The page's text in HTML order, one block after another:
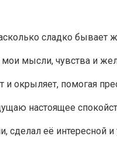
сладко
мои мысли, чувства и
и окрыляет, помогая
настоящее
сделал её интересной